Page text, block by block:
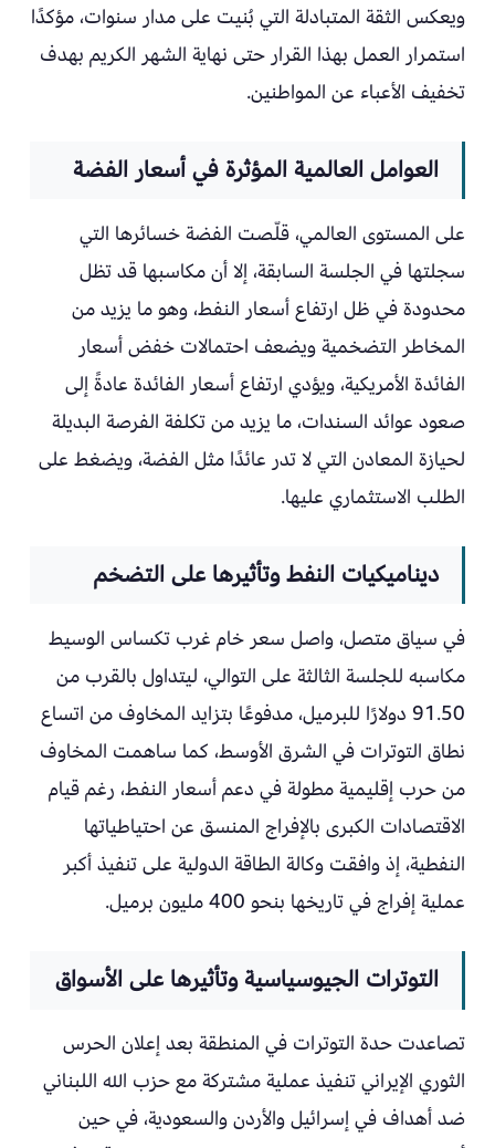
ويعكس الثقة المتبادلة التي بُنيت على مدار سنوات، مؤكدًا
استمرار العمل بهذا القرار حتى نهاية الشهر الكريم بهدف
تخفيف الأعباء عن المواطنين.
العوامل العالمية المؤثرة في أسعار الفضة
على المستوى العالمي، قلّصت الفضة خسائرها التي
سجلتها في الجلسة السابقة، إلا أن مكاسبها قد تظل
محدودة في ظل ارتفاع أسعار النفط، وهو ما يزيد من
المخاطر التضخمية ويضعف احتمالات خفض أسعار
الفائدة الأمريكية، ويؤدي ارتفاع أسعار الفائدة عادةً إلى
صعود عوائد السندات، ما يزيد من تكلفة الفرصة البديلة
لحيازة المعادن التي لا تدر عائدًا مثل الفضة، ويضغط على
الطلب الاستثماري عليها.
ديناميكيات النفط وتأثيرها على التضخم
في سياق متصل، واصل سعر خام غرب تكساس الوسيط
مكاسبه للجلسة الثالثة على التوالي، ليتداول بالقرب من
91.50 دولارًا للبرميل، مدفوعًا بتزايد المخاوف من اتساع
نطاق التوترات في الشرق الأوسط، كما ساهمت المخاوف
من حرب إقليمية مطولة في دعم أسعار النفط، رغم قيام
الاقتصادات الكبرى بالإفراج المنسق عن احتياطياتها
النفطية، إذ وافقت وكالة الطاقة الدولية على تنفيذ أكبر
عملية إفراج في تاريخها بنحو 400 مليون برميل.
التوترات الجيوسياسية وتأثيرها على الأسواق
تصاعدت حدة التوترات في المنطقة بعد إعلان الحرس
الثوري الإيراني تنفيذ عملية مشتركة مع حزب الله اللبناني
ضد أهداف في إسرائيل والأردن والسعودية، في حين